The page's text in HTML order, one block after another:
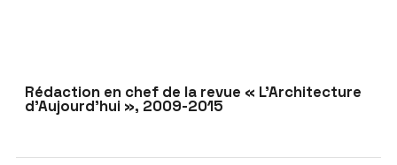
Rédaction en chef de la revue « L’Architecture
d’Aujourd’hui », 2009-2015